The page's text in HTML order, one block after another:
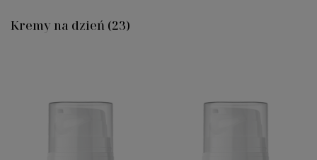
Kremy na dzień (23)